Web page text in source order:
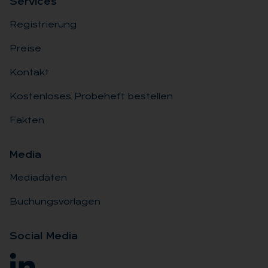
Registrierung
Preise
Kontakt
Kostenloses Probeheft bestellen
Fakten
Me­dia
Mediadaten
Buchungsvorlagen
So­ci­al Me­dia